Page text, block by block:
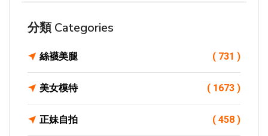
分類 Categories
絲襪美腿 ( 731 )
美女模特 ( 1673 )
正妹自拍 ( 458 )